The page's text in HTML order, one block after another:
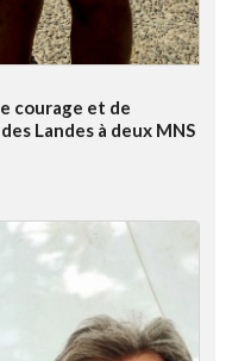
courage et de
Landes à deux MNS